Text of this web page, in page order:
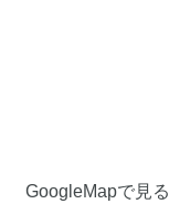
GoogleMapで見る